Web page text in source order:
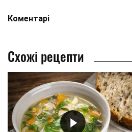
Коментарі
Схожі рецепти